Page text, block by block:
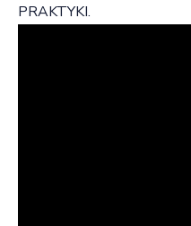
PRAKTYKI.